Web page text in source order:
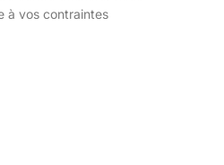
à vos contraintes